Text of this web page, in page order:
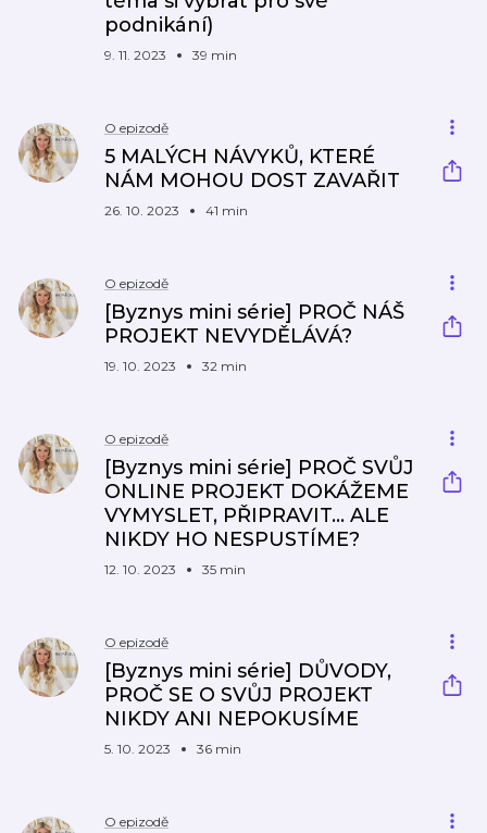
podnikání)
9. 11. 2023 39 min
O epizodě
5 MALÝCH NÁVYKŮ, KTERÉ
NÁM MOHOU DOST ZAVAŘIT
26. 10. 2023 41 min
O epizodě
[Byznys mini série] PROČ NÁŠ
PROJEKT NEVYDĚLÁVÁ?
19. 10. 2023 32 min
O epizodě
[Byznys mini série] PROČ SVŮJ
ONLINE PROJEKT DOKÁŽEME
VYMYSLET, PŘIPRAVIT… ALE
NIKDY HO NESPUSTÍME?
12. 10. 2023 35 min
O epizodě
[Byznys mini série] DŮVODY,
PROČ SE O SVŮJ PROJEKT
NIKDY ANI NEPOKUSÍME
5. 10. 2023 36 min
O epizodě